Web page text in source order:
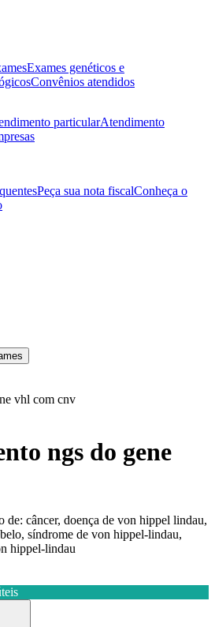
Exames genéticos e
Convênios atendidos
particularAtendimento
Peça sua nota fiscalConheça o
vhl com cnv
ngs do gene
de: câncer, doença de von hippel lindau,
síndrome de von hippel-lindau,
hippel-lindau